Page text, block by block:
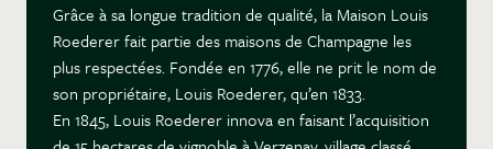
Grâce à sa longue tradition de qualité, la Maison Louis
Roederer fait partie des maisons de Champagne les
plus respectées. Fondée en 1776, elle ne prit le nom de
son propriétaire, Louis Roederer, qu’en 1833.
En 1845, Louis Roederer innova en faisant l’acquisition